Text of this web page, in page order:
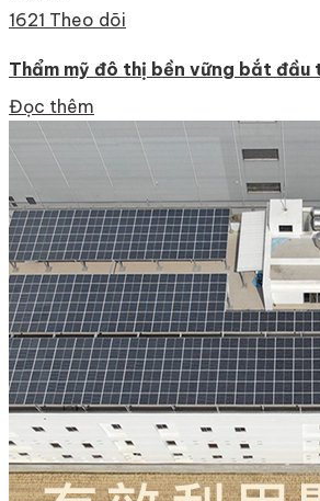
1621 Theo dõi
Thẩm mỹ đô thị bền vững bắt đầu
Đọc thêm